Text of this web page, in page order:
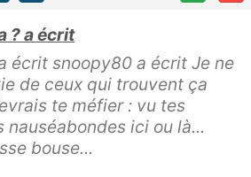
? a écrit
écrit snoopy80 a écrit Je ne
de ceux qui trouvent ça
te méfier : vu tes
ici ou là...
bouse...